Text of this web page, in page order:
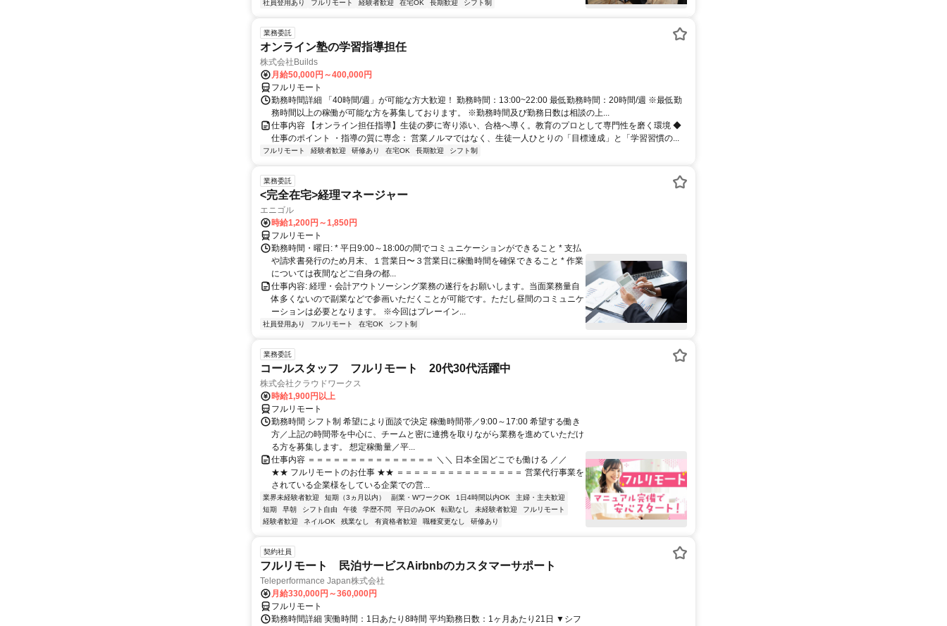
社員登用あり フルリモート 経験者歓迎 在宅OK 長期歓迎 シフト制
業務委託
オンライン塾の学習指導担任
株式会社Builds
月給50,000円～400,000円
フルリモート
勤務時間詳細 「40時間/週」が可能な方大歓迎！ 勤務時間：13:00~22:00 最低勤務時間：20時間/週 ※最低勤
務時間以上の稼働が可能な方を募集しております。 ※勤務時間及び勤務日数は相談の上...
仕事内容 【オンライン担任指導】生徒の夢に寄り添い、合格へ導く。教育のプロとして専門性を磨く環境 ◆
仕事のポイント ・指導の質に専念： 営業ノルマではなく、生徒一人ひとりの「目標達成」と「学習習慣の...
フルリモート 経験者歓迎 研修あり 在宅OK 長期歓迎 シフト制
業務委託
<完全在宅>経理マネージャー
エニゴル
時給1,200円～1,850円
フルリモート
勤務時間・曜日: * 平日9:00～18:00の間でコミュニケーションができること * 支払
や請求書発行のため月末、１営業日〜３営業日に稼働時間を確保できること * 作業
については夜間などご自身の都...
仕事内容: 経理・会計アウトソーシング業務の遂行をお願いします。当面業務量自
体多くないので副業などで参画いただくことが可能です。ただし昼間のコミュニケ
ーションは必要となります。 ※今回はプレーイン...
社員登用あり フルリモート 在宅OK シフト制
業務委託
コールスタッフ フルリモート 20代30代活躍中
株式会社クラウドワークス
時給1,900円以上
フルリモート
勤務時間 シフト制 希望により面談で決定 稼働時間帯／9:00～17:00 希望する働き
方／上記の時間帯を中心に、チームと密に連携を取りながら業務を進めていただけ
る方を募集します。 想定稼働量／平...
仕事内容 ＝＝＝＝＝＝＝＝＝＝＝＝＝＝＝ ＼＼ 日本全国どこでも働ける ／／
★★ フルリモートのお仕事 ★★ ＝＝＝＝＝＝＝＝＝＝＝＝＝＝＝ 営業代行事業を
されている企業様をしている企業での営...
業界未経験者歓迎 短期（3ヵ月以内） 副業・WワークOK 1日4時間以内OK
主婦・主夫歓迎
短期
早朝 シフト自由 午後 学歴不問 平日のみOK 転勤なし 未経験者歓迎
フルリモート
経験者歓迎
ネイルOK 残業なし 有資格者歓迎 職種変更なし 研修あり
契約社員
フルリモート 民泊サービスAirbnbのカスタマーサポート
Teleperformance Japan株式会社
月給330,000円～360,000円
フルリモート
勤務時間詳細 実働時間：1日あたり8時間 平均勤務日数：1ヶ月あたり21日 ▼シフ